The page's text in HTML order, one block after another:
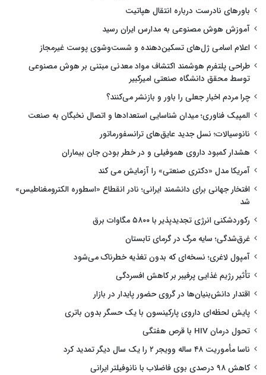
باورهای نادرست درباره انتقال هپاتیت
آموزش هوش مصنوعی به مدارس ایران رسید
اعلام اسامی ژل‌های تسکین‌دهنده و شست‌وشوی پوست غیرمجاز
طراحی پلتفرم هوشمند اکتشاف مواد معدنی مبتنی بر هوش مصنوعی
توسط محقق دانشگاه صنعتی امیرکبیر
چرا مردم اخبار جعلی را باور و بازنشر می‌کنند؟
المپیک فناوری؛ میدان شناسایی استعدادها و اتصال نخبگان به صنعت
نانوسیالات؛ نسل جدید عایق‌های ترانسفورماتور
هشدار کمبود داروی هموفیلی و در خطر بودن جان بیماران
آمریکا مدل «دکتری صنعتی» را آزمایش می کند
افتخار جهانی برای دانشمند ایرانی؛ نادر انقطاع «اسطوره الکترومغناطیس»
شد
رکوردشکنی انرژی تجدیدپذیر با ۵۸۰۰ مگاوات برق
غرق‌شدگی؛ سایه مرگ در گرمای تابستان
آمپول لاغری؛ نسخه‌ای که بدون تغذیه خطرناک می‌شود
تأثیر رژیم غذایی پرفیبر بر کاهش افسردگی
اقتدار دانش‌بنیان‌ها در گروی حضور پایدار در بازار
پایش لحظه‌ای داروی پارکینسون با یک حسگر بدون باتری
تحول درمان HIV با قرص هفتگی
ناسا مأموریت ۴۸ ساله وویجر ۲ را یک سال دیگر تمدید کرد
کاهش ۹۸ درصدی بوی فاضلاب با نانوفیلتر ایرانی